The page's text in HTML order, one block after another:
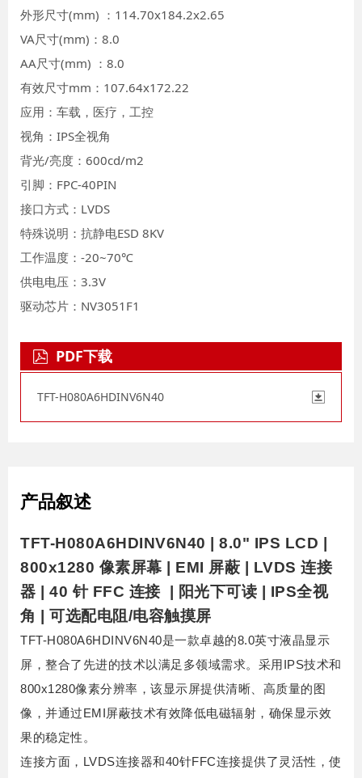
外形尺寸(mm) ：114.70x184.2x2.65
VA尺寸(mm)：8.0
AA尺寸(mm) ：8.0
有效尺寸mm：107.64x172.22
应用：车载，医疗，工控
视角：IPS全视角
背光/亮度：600cd/m2
引脚：FPC-40PIN
接口方式：LVDS
特殊说明：抗静电ESD 8KV
工作温度：-20~70℃
供电电压：3.3V
驱动芯片：NV3051F1
PDF下载
TFT-H080A6HDINV6N40
产品叙述
TFT-H080A6HDINV6N40 | 8.0" IPS LCD |
800x1280 像素屏幕 | EMI 屏蔽 | LVDS 连接
器 | 40 针 FFC 连接 | 阳光下可读 | IPS全视
角 | 可选配电阻/电容触摸屏
TFT-H080A6HDINV6N40是一款卓越的8.0英寸液晶显示
屏，整合了先进的技术以满足多领域需求。 采用IPS技术和
800x1280像素分辨率，该显示屏提供清晰、高质量的图
像，并通过EMI屏蔽技术有效降低电磁辐射，确保显示效
果的稳定性。
连接方面，LVDS连接器和40针FFC连接提供了灵活性，使